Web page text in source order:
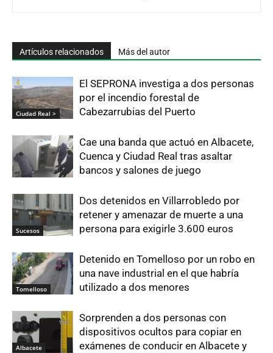
Artículos relacionados Más del autor
Ciudad Real >
El SEPRONA investiga a dos personas
por el incendio forestal de
Cabezarrubias del Puerto
Cae una banda que actuó en Albacete,
Cuenca y Ciudad Real tras asaltar
bancos y salones de juego
Sucesos
Dos detenidos en Villarrobledo por
retener y amenazar de muerte a una
persona para exigirle 3.600 euros
Tomelloso
Detenido en Tomelloso por un robo en
una nave industrial en el que habría
utilizado a dos menores
Albacete
Sorprenden a dos personas con
dispositivos ocultos para copiar en
exámenes de conducir en Albacete y